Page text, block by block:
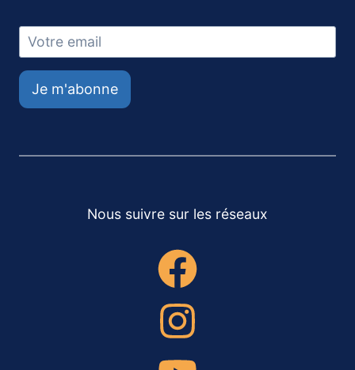
Je m'abonne
Nous suivre sur les réseaux